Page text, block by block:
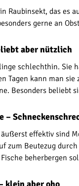
Raubinsekt, das es
gerne an
aber nützlich
schlechthin. Sie
Tagen kann man
Besonders beliebt
–
effektiv sind
zum Beutezug
beherbergen